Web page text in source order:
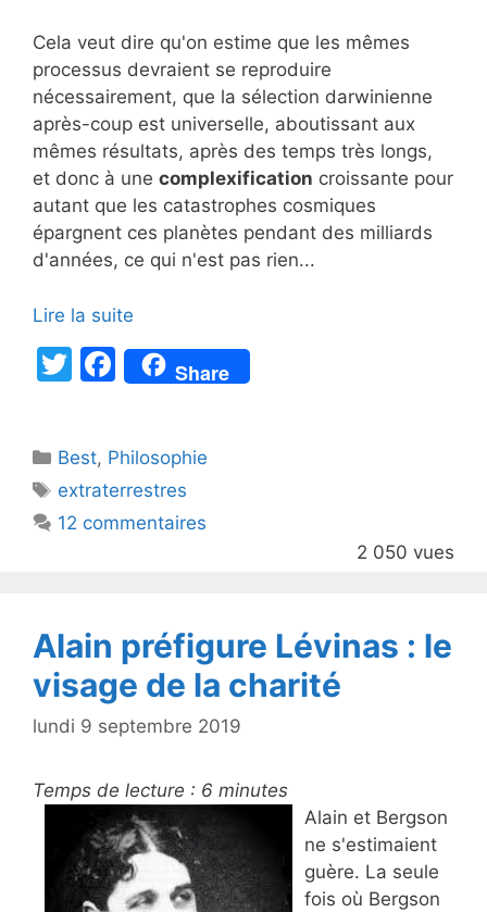
Cela veut dire qu'on estime que les mêmes
processus devraient se reproduire
nécessairement, que la sélection darwinienne
après-coup est universelle, aboutissant aux
mêmes résultats, après des temps très longs,
et donc à une complexification croissante pour
autant que les catastrophes cosmiques
épargnent ces planètes pendant des milliards
d'années, ce qui n'est pas rien...
Lire la suite
T
er
F
a
e
b
o
Share
Catégories
Best, Philosophie
Étiquettes
extraterrestres
12 commentaires
2 050 vues
Alain préfigure Lévinas : le
visage de la charité
lundi 9 septembre 2019
Temps de lecture : 6 minutes
Alain et Bergson
ne s'estimaient
guère. La seule
fois où Bergson